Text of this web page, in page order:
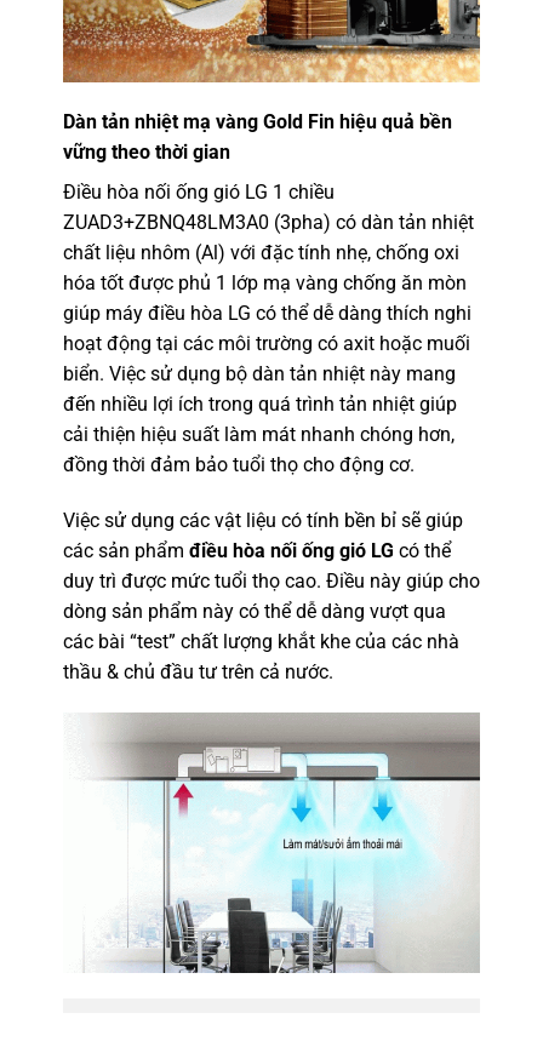
Dàn tản nhiệt mạ vàng Gold Fin hiệu quả bền
vững theo thời gian
Điều hòa nối ống gió LG 1 chiều
ZUAD3+ZBNQ48LM3A0 (3pha) có dàn tản nhiệt
chất liệu nhôm (Al) với đặc tính nhẹ, chống oxi
hóa tốt được phủ 1 lớp mạ vàng chống ăn mòn
giúp máy điều hòa LG có thể dễ dàng thích nghi
hoạt động tại các môi trường có axit hoặc muối
biển. Việc sử dụng bộ dàn tản nhiệt này mang
đến nhiều lợi ích trong quá trình tản nhiệt giúp
cải thiện hiệu suất làm mát nhanh chóng hơn,
đồng thời đảm bảo tuổi thọ cho động cơ.
Việc sử dụng các vật liệu có tính bền bỉ sẽ giúp
các sản phẩm điều hòa nối ống gió LG có thể
duy trì được mức tuổi thọ cao. Điều này giúp cho
dòng sản phẩm này có thể dễ dàng vượt qua
các bài “test” chất lượng khắt khe của các nhà
thầu & chủ đầu tư trên cả nước.